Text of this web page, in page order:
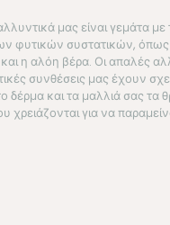
μας είναι γεμάτα με
φυτικών συστατικών, όπως
η αλόη βέρα. Οι απαλές
συνθέσεις μας έχουν
δέρμα και τα μαλλιά σας τα
χρειάζονται για να